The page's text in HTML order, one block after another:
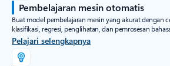
Pembelajaran mesin otomatis
Buat model pembelajaran mesin yang akurat dengan
klasifikasi, regresi, penglihatan, dan pemrosesan
Pelajari selengkapnya